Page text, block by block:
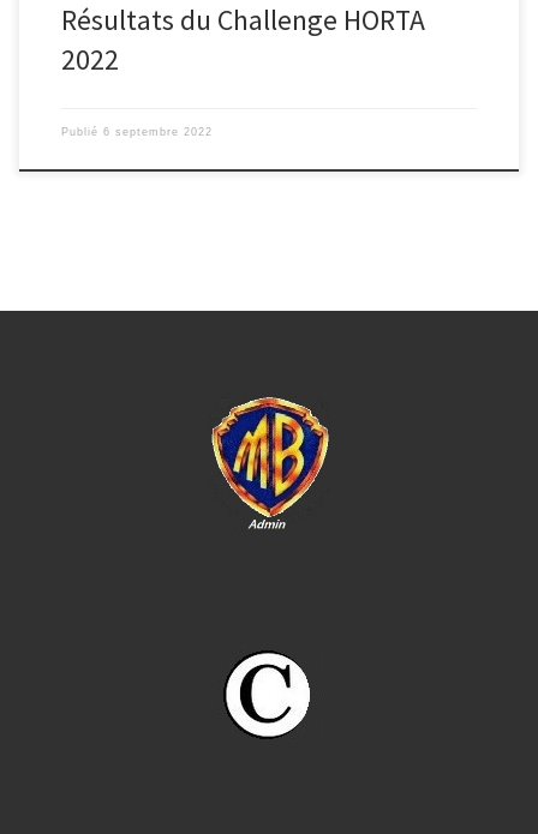
Résultats du Challenge HORTA
2022
Publié 6 septembre 2022